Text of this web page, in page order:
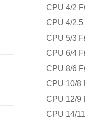
CPU 4/2 F
CPU 4/2,5
CPU 5/3 F
CPU 6/4 F
CPU 8/6 F
CPU 10/8
CPU 12/9
CPU 14/